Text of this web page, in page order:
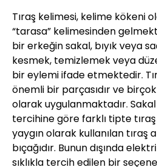
Tıraş kelimesi, kelime kökeni
“tarasa” kelimesinden
bir erkeğin sakal, bıyık veya
kesmek, temizlemek veya
bir eylemi ifade etmektedir.
önemli bir parçasıdır ve
olarak uygulanmaktadır. Sakal
tercihine göre farklı tipte tıraş
yaygın olarak kullanılan tıraş
bıçağıdır. Bunun dışında
sıklıkla tercih edilen bir